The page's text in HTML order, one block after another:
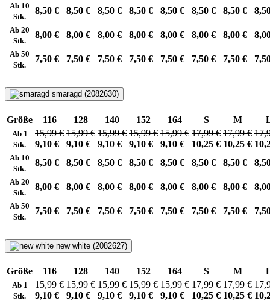
Ab 10
Stk.
8,50 € 8,50 € 8,50 € 8,50 € 8,50 € 8,50 € 8,50 €
Ab 20
Stk.
8,00 € 8,00 € 8,00 € 8,00 € 8,00 € 8,00 € 8,00 €
Ab 50
Stk.
7,50 € 7,50 € 7,50 € 7,50 € 7,50 € 7,50 € 7,50 €
smaragd (2082630)
Größe 116 128 140 152 164 S M
Ab 1
Stk.
15,99 €
9,10 €
15,99 €
9,10 €
15,99 €
9,10 €
15,99 €
9,10 €
15,99 €
9,10 €
17,99 €
10,25 €
17,99 €
10,25 €
Ab 10
Stk.
8,50 € 8,50 € 8,50 € 8,50 € 8,50 € 8,50 € 8,50 €
Ab 20
Stk.
8,00 € 8,00 € 8,00 € 8,00 € 8,00 € 8,00 € 8,00 €
Ab 50
Stk.
7,50 € 7,50 € 7,50 € 7,50 € 7,50 € 7,50 € 7,50 €
new white (2082627)
Größe 116 128 140 152 164 S M
Ab 1
Stk.
15,99 €
9,10 €
15,99 €
9,10 €
15,99 €
9,10 €
15,99 €
9,10 €
15,99 €
9,10 €
17,99 €
10,25 €
17,99 €
10,25 €